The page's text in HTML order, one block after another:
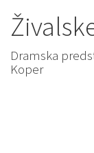
Dramska
Koper